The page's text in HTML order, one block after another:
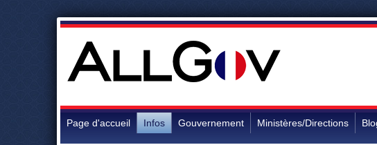
Page d'accueil Infos Gouvernement Ministères/Directions